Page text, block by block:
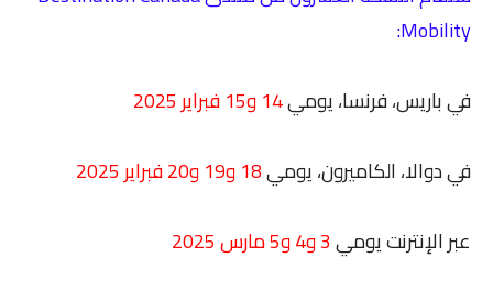
Mobility:
في باريس، فرنسا، يومي
في دوالا، الكاميرون، يومي18 و19 و20 فبراير 2025
عبر الإنترنت يومي3 و4 و5 مارس 2025